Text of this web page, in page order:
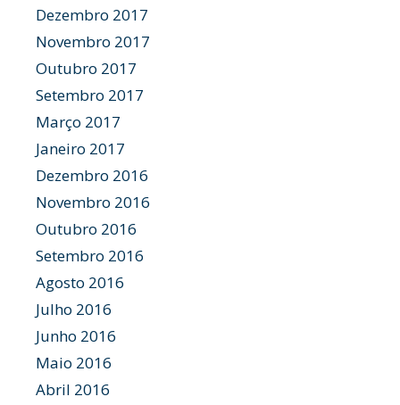
Dezembro 2017
Novembro 2017
Outubro 2017
Setembro 2017
Março 2017
Janeiro 2017
Dezembro 2016
Novembro 2016
Outubro 2016
Setembro 2016
Agosto 2016
Julho 2016
Junho 2016
Maio 2016
Abril 2016